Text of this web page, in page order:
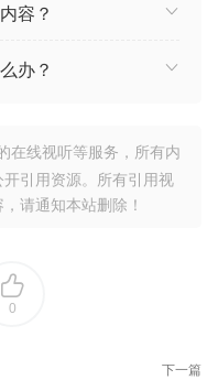
容？
办？
在线视听等服务，所有内
引用资源。所有引用视
请通知本站删除！
0
下一篇